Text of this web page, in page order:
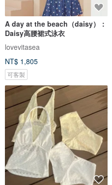
A day at the beach（daisy）：
Daisy高腰裙式泳衣
lovevitasea
NT$ 1,805
可客製